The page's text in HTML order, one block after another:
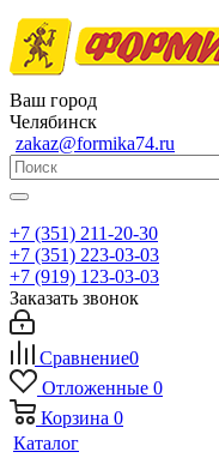
Ваш город
Челябинск
zakaz@formika74.ru
+7 (351) 211-20-30
+7 (351) 223-03-03
+7 (919) 123-03-03
Заказать звонок
Сравнение0
Отложенные 0
Корзина 0
Каталог